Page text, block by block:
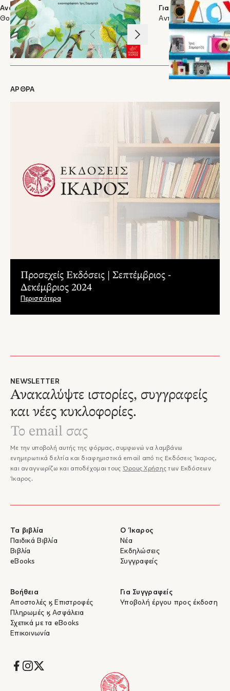
Ανάποδα
Θοδωρής Παπαϊωάννου
Για να δούμε
Αντώνης
1/3
ΑΡΘΡΑ
Προσεχείς Εκδόσεις | Σεπτέμβριος -
Δεκέμβριος 2024
Περισσότερα
NEWSLETTER
Ανακαλύψτε ιστορίες, συγγραφείς
και νέες κυκλοφορίες.
Με την υποβολή αυτής της φόρμας, συμφωνώ να λαμβάνω
ενημερωτικά δελτία και διαφημιστικά email από τις Εκδόσεις Ίκαρος,
και αναγνωρίζω και αποδέχομαι τους Όρους Χρήσης των Εκδόσεων
Ίκαρος.
Τα βιβλία
Παιδικά Βιβλία
Βιβλία
eBooks
Ο Ίκαρος
Νέα
Εκδηλώσεις
Συγγραφείς
Βοήθεια
Αποστολές & Επιστροφές
Πληρωμές & Ασφάλεια
Σχετικά με τα eBooks
Επικοινωνία
Για Συγγραφείς
Υποβολή έργου προς έκδοση
Socials